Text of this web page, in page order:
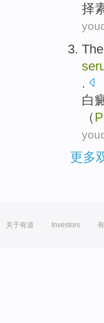
择
.
白
（P
更多
关于有道 Investors